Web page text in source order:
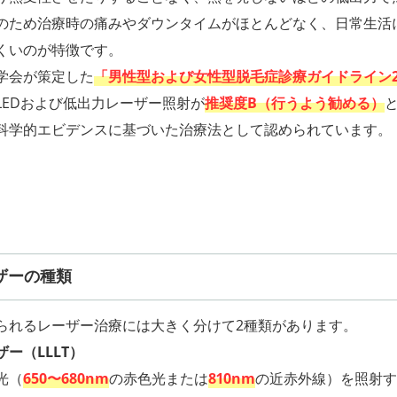
ため治療時の痛みやダウンタイムがほとんどなく、日常生活
のが特徴です。
会が策定した「男性型および女性型脱毛症診療ガイドライン
および低出力レーザー照射が推奨度B（行うよう勧める）
学的エビデンスに基づいた治療法として認められています。
ーの種類
れるレーザー治療には大きく分けて2種類があります。
（LLLT）
（650〜680nmの赤色光または810nmの近赤外線）を照射